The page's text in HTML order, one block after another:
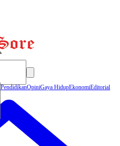
PendidikanOpiniGaya HidupEkonomiEditorial